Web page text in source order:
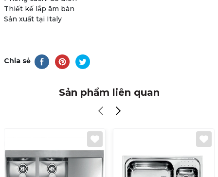
Thiết kế lắp âm bàn
Sản xuất tại Italy
Chia sẻ
Sản phẩm liên quan